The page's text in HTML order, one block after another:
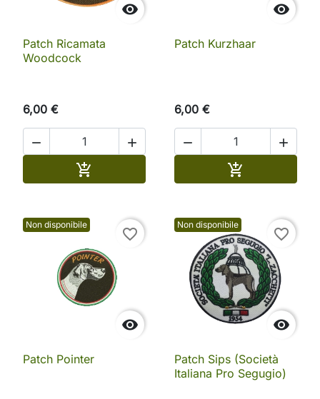

Patch Ricamata
Woodcock
6,00 €
 


Patch Kurzhaar
6,00 €
 

Non disponibile

favorite_border
Patch Pointer
Non disponibile

favorite_border
Patch Sips (Società
Italiana Pro Segugio)